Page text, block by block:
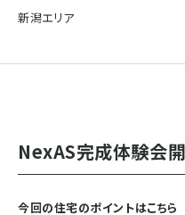
新潟エリア
NexAS完成体験会開
今回の住宅のポイントはこちら